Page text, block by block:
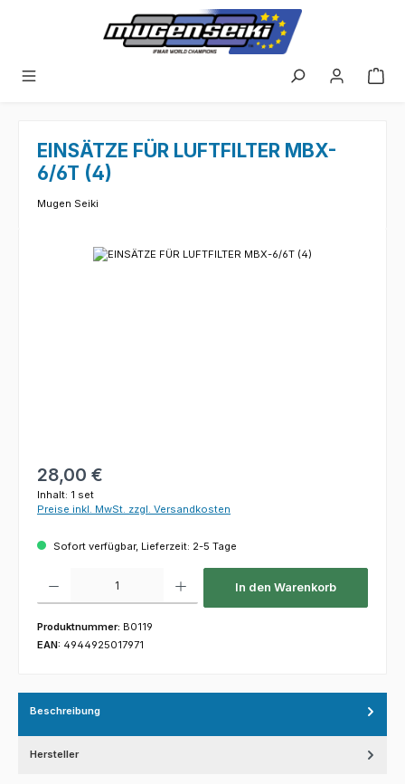
EINSÄTZE FÜR LUFTFILTER MBX-
6/6T (4)
Mugen Seiki
Bildergalerie überspringen
Regulärer Preis:
28,00 €
Inhalt: 1 set
Preise inkl. MwSt. zzgl. Versandkosten
Sofort verfügbar, Lieferzeit: 2-5 Tage
In den Warenkorb
Produktnummer: B0119
EAN: 4944925017971
Beschreibung
Hersteller